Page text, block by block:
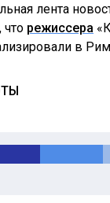
лента
режиссера
в